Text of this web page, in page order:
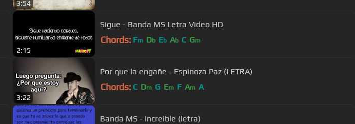
3:54
2:15
Sigue - Banda MS Letra Video HD
Chords: Fm Db Eb Ab C Gm
3:22
Por que la engañe - Espinoza Paz (LETRA)
Chords: C Dm G Em F Am A
Banda MS - Increible (letra)